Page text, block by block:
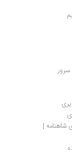
نگاهی به دانش و رامش: شاه بیت‌ها و شاهکارهای شاهنامه |